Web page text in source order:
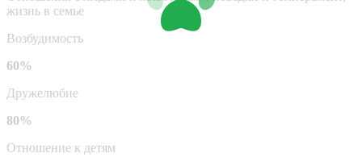
жизнь в семье
Возбудимость
60%
Дружелюбие
80%
Отношение к детям